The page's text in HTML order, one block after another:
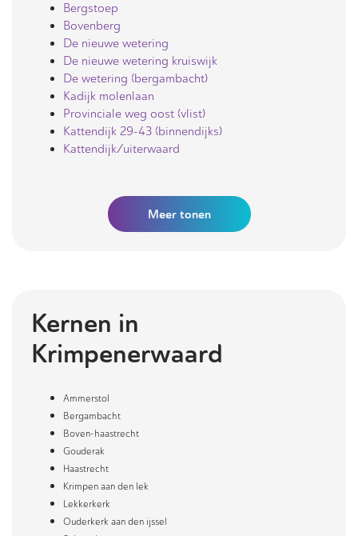
Bergstoep
Bovenberg
De nieuwe wetering
De nieuwe wetering kruiswijk
De wetering (bergambacht)
Kadijk molenlaan
Provinciale weg oost (vlist)
Kattendijk 29-43 (binnendijks)
Kattendijk/uiterwaard
Meertonen
Kernen in
Krimpenerwaard
Ammerstol
Bergambacht
Boven-haastrecht
Gouderak
Haastrecht
Krimpen aan den lek
Lekkerkerk
Ouderkerk aan den ijssel